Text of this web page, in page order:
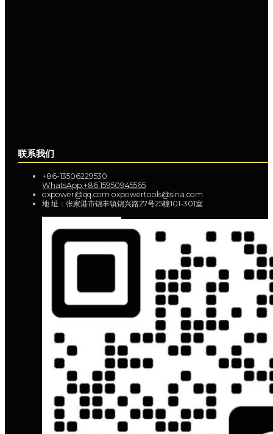
联系我们
+86-13506229530
WhatsApp:+86 15950945565
oxpower@qq.com oxpowertools@sina.com
地 址：张家港市锦丰镇锦兴路27号25幢101-301室